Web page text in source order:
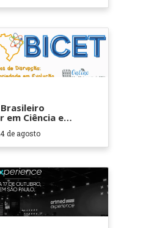
em Ciência e
de agosto